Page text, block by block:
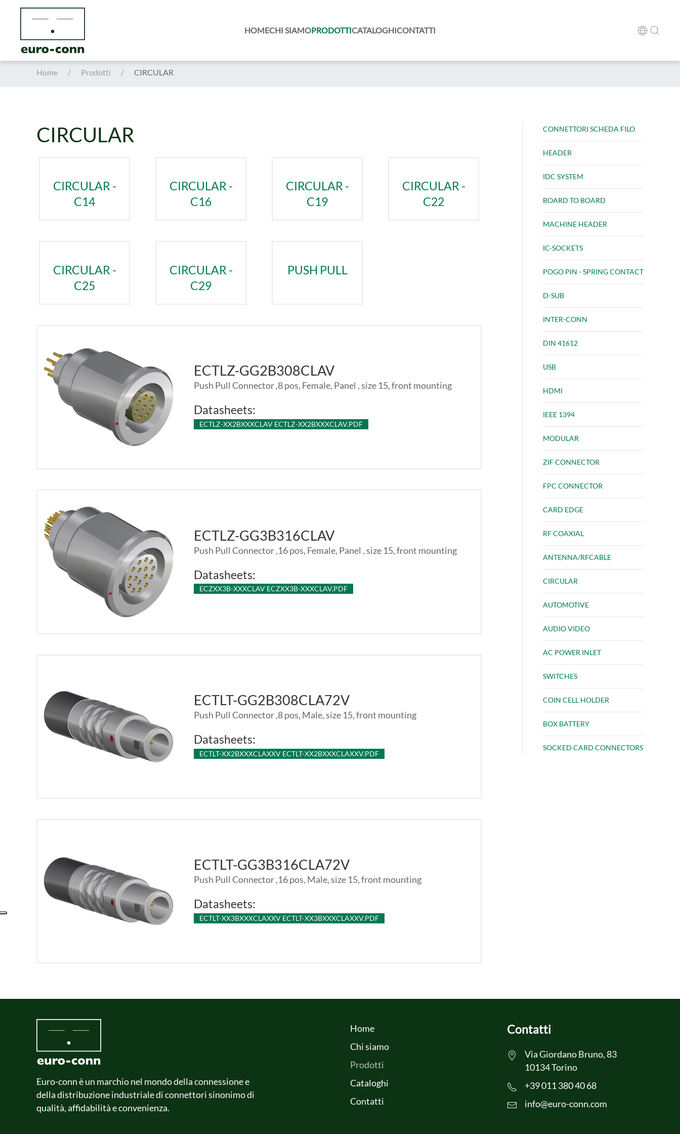
Skip to main content HOMECHI SIAMOPRODOTTICATALOGHICONTATTI
Home Prodotti CIRCULAR
CIRCULAR
CIRCULAR -
C14
CIRCULAR -
C16
CIRCULAR -
C19
CIRCULAR -
C22
CIRCULAR -
C25
CIRCULAR -
C29
PUSH PULL
ECTLZ-GG2B308CLAV
Push Pull Connector ,8 pos, Female, Panel , size 15, front mounting
Datasheets:
ECTLZ-XX2BXXXCLAV ECTLZ-XX2BXXXCLAV.PDF
ECTLZ-GG3B316CLAV
Push Pull Connector ,16 pos, Female, Panel , size 15, front mounting
Datasheets:
ECZXX3B-XXXCLAV ECZXX3B-XXXCLAV.PDF
ECTLT-GG2B308CLA72V
Push Pull Connector ,8 pos, Male, size 15, front mounting
Datasheets:
ECTLT-XX2BXXXCLAXXV ECTLT-XX2BXXXCLAXXV.PDF
ECTLT-GG3B316CLA72V
Push Pull Connector ,16 pos, Male, size 15, front mounting
Datasheets:
ECTLT-XX3BXXXCLAXXV ECTLT-XX3BXXXCLAXXV.PDF
CONNETTORI SCHEDA FILO
HEADER
IDC SYSTEM
BOARD TO BOARD
MACHINE HEADER
IC-SOCKETS
POGO PIN - SPRING CONTACT
D-SUB
INTER-CONN
DIN 41612
USB
HDMI
IEEE 1394
MODULAR
ZIF CONNECTOR
FPC CONNECTOR
CARD EDGE
RF COAXIAL
ANTENNA/RFCABLE
CIRCULAR
AUTOMOTIVE
AUDIO VIDEO
AC POWER INLET
SWITCHES
COIN CELL HOLDER
BOX BATTERY
SOCKED CARD CONNECTORS
Euro-conn è un marchio nel mondo della connessione e
della distribuzione industriale di connettori sinonimo di
qualità, affidabilità e convenienza.
Home
Chi siamo
Prodotti
Cataloghi
Contatti
Contatti
Via Giordano Bruno, 83
10134 Torino
+39 011 380 40 68
info@euro-conn.com